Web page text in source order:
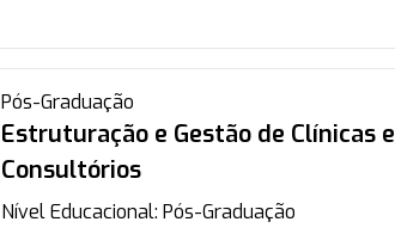
Pós-Graduação
Estruturação e Gestão de Clínicas e
Consultórios
Nível Educacional:Pós-Graduação